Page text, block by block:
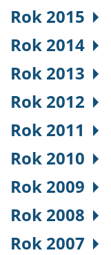
Rok 2015
Rok 2014
Rok 2013
Rok 2012
Rok 2011
Rok 2010
Rok 2009
Rok 2008
Rok 2007